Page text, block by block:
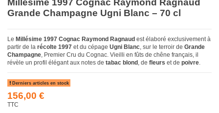
Millésime 1997 Cognac Raymond Ragnaud
Grande Champagne Ugni Blanc – 70 cl
Le Millésime 1997 Cognac Raymond Ragnaud est élaboré exclusivement à
partir de la récolte 1997 et du cépage Ugni Blanc, sur le terroir de Grande
Champagne, Premier Cru du Cognac. Vieilli en fûts de chêne français, il
révèle un profil élégant aux notes de tabac blond , de fleurs et de poivre.
Derniers articles en stock
156,00 €
TTC